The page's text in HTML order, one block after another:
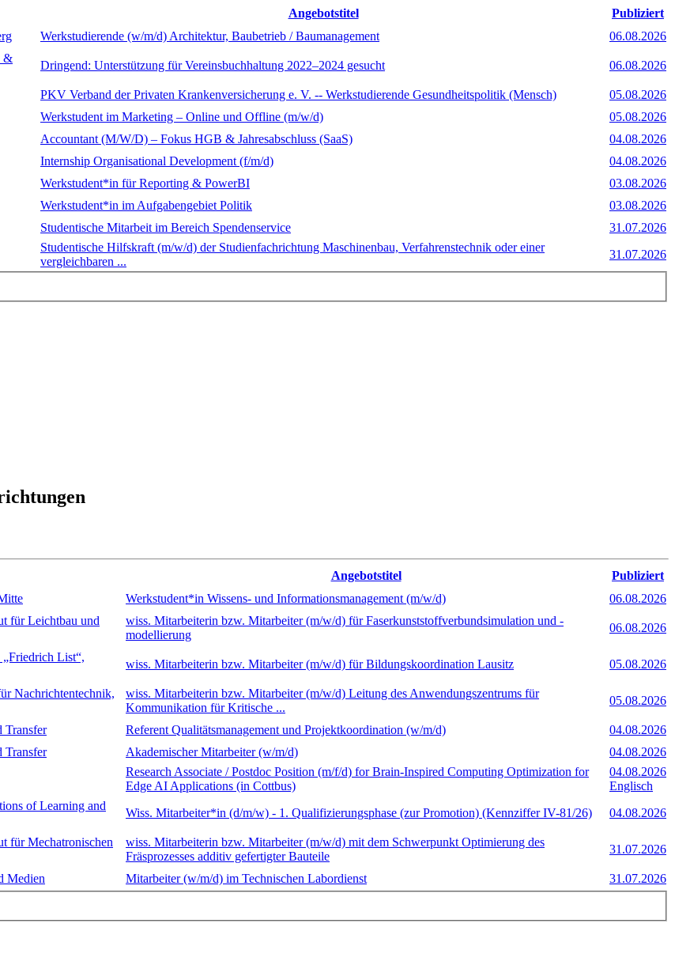
Angebotstitel
Publiziert
Werkstudierende (w/m/d) Architektur, Baubetrieb / Baumanagement 06.08.2026
&
Dringend: Unterstützung für Vereinsbuchhaltung 2022–2024 gesucht 06.08.2026
PKV Verband der Privaten Krankenversicherung e. V. -- Werkstudierende Gesundheitspolitik (Mensch)
05.08.2026
Werkstudent im Marketing – Online und Offline (m/w/d)
05.08.2026
Accountant (M/W/D) – Fokus HGB & Jahresabschluss (SaaS)
04.08.2026
Internship Organisational Development (f/m/d)
04.08.2026
Werkstudent*in für Reporting & PowerBI
03.08.2026
Werkstudent*in im Aufgabengebiet Politik
03.08.2026
Studentische Mitarbeit im Bereich Spendenservice
31.07.2026
Studentische Hilfskraft (m/w/d) der Studienfachrichtung Maschinenbau, Verfahrenstechnik oder einer
vergleichbaren ...
31.07.2026
Angebotstitel
Publiziert
Werkstudent*in Wissens- und Informationsmanagement (m/w/d) 06.08.2026
für Leichtbau und
wiss. Mitarbeiterin bzw. Mitarbeiter (m/w/d) für Faserkunststoffverbundsimulation und -
modellierung
06.08.2026
„Friedrich List“,
wiss. Mitarbeiterin bzw. Mitarbeiter (m/w/d) für Bildungskoordination Lausitz 05.08.2026
Nachrichtentechnik,
wiss. Mitarbeiterin bzw. Mitarbeiter (m/w/d) Leitung des Anwendungszentrums für
Kommunikation für Kritische ...
05.08.2026
Transfer Referent Qualitätsmanagement und Projektkoordination (w/m/d)
04.08.2026
Transfer Akademischer Mitarbeiter (w/m/d)
04.08.2026
Research Associate / Postdoc Position (m/f/d) for Brain-Inspired Computing Optimization for
Edge AI Applications (in Cottbus)
04.08.2026
Englisch
of Learning and
Wiss. Mitarbeiter*in (d/m/w) - 1. Qualifizierungsphase (zur Promotion) (Kennziffer IV-81/26) 04.08.2026
für Mechatronischen
wiss. Mitarbeiterin bzw. Mitarbeiter (m/w/d) mit dem Schwerpunkt Optimierung des
Fräsprozesses additiv gefertigter Bauteile
31.07.2026
Medien Mitarbeiter (w/m/d) im Technischen Labordienst
31.07.2026